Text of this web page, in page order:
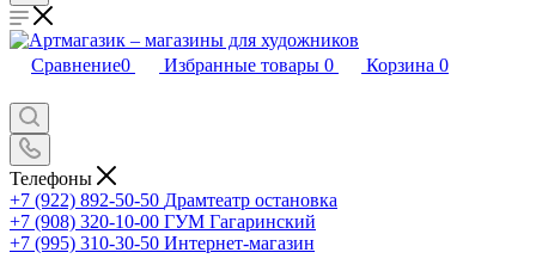
Сравнение0 Избранные товары 0 Корзина 0
Телефоны
+7 (922) 892-50-50 Драмтеатр остановка
+7 (908) 320-10-00 ГУМ Гагаринский
+7 (995) 310-30-50 Интернет-магазин